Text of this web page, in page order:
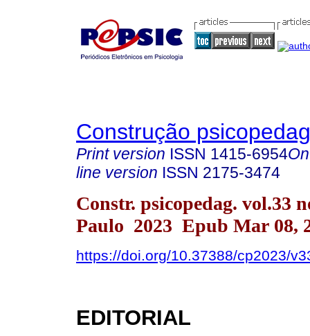
Construção
Print version ISSN 1415-6954
line version ISSN 2175-3474
Constr. psicopedag. vol.33
Paulo 2023 Epub Mar 08,
https://doi.org/10.37388/cp2023/
EDITORIAL